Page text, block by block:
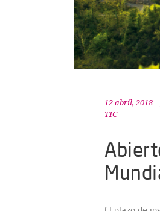
12 abril, 2018
TIC